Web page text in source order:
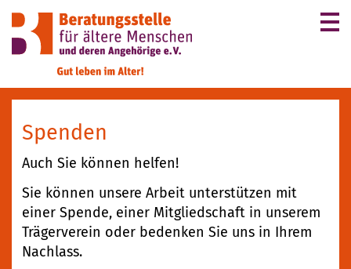
Spenden
Auch Sie können helfen!
Sie können unsere Arbeit unterstützen mit
einer Spende, einer Mitgliedschaft in unserem
Trägerverein oder bedenken Sie uns in Ihrem
Nachlass.